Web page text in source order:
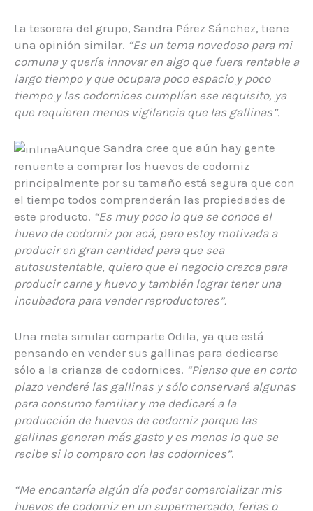
La tesorera del grupo, Sandra Pérez Sánchez, tiene
una opinión similar. “Es un tema novedoso para mi
comuna y quería innovar en algo que fuera rentable a
largo tiempo y que ocupara poco espacio y poco
tiempo y las codornices cumplían ese requisito, ya
que requieren menos vigilancia que las gallinas”.
Aunque Sandra cree que aún hay gente
renuente a comprar los huevos de codorniz
principalmente por su tamaño está segura que con
el tiempo todos comprenderán las propiedades de
este producto. “Es muy poco lo que se conoce el
huevo de codorniz por acá, pero estoy motivada a
producir en gran cantidad para que sea
autosustentable, quiero que el negocio crezca para
producir carne y huevo y también lograr tener una
incubadora para vender reproductores”.
Una meta similar comparte Odila, ya que está
pensando en vender sus gallinas para dedicarse
sólo a la crianza de codornices. “Pienso que en corto
plazo venderé las gallinas y sólo conservaré algunas
para consumo familiar y me dedicaré a la
producción de huevos de codorniz porque las
gallinas generan más gasto y es menos lo que se
recibe si lo comparo con las codornices”.
“Me encantaría algún día poder comercializar mis
huevos de codorniz en un supermercado, ferias o